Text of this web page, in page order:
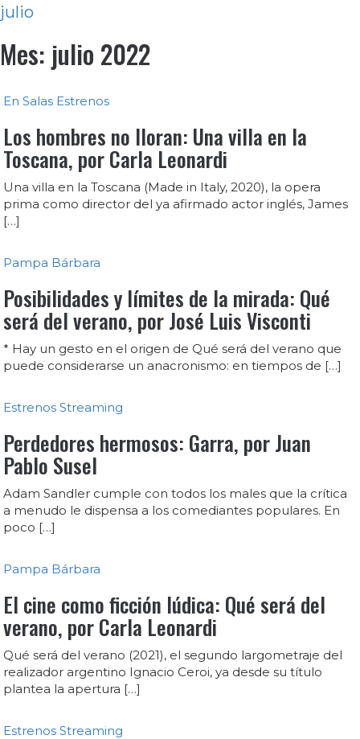
julio
Mes: julio 2022
En Salas Estrenos
Los hombres no lloran: Una villa en la
Toscana, por Carla Leonardi
Una villa en la Toscana (Made in Italy, 2020), la opera
prima como director del ya afirmado actor inglés, James
[…]
Pampa Bárbara
Posibilidades y límites de la mirada: Qué
será del verano, por José Luis Visconti
* Hay un gesto en el origen de Qué será del verano que
puede considerarse un anacronismo: en tiempos de […]
Estrenos Streaming
Perdedores hermosos: Garra, por Juan
Pablo Susel
Adam Sandler cumple con todos los males que la crítica
a menudo le dispensa a los comediantes populares. En
poco […]
Pampa Bárbara
El cine como ficción lúdica: Qué será del
verano, por Carla Leonardi
Qué será del verano (2021), el segundo largometraje del
realizador argentino Ignacio Ceroi, ya desde su título
plantea la apertura […]
Estrenos Streaming